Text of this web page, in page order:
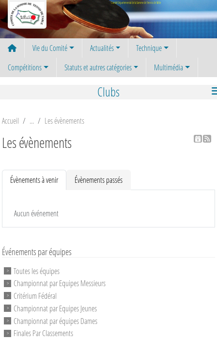
Comité Départemental de la Somme de Tennis de Table
Vie du Comité Actualités
Technique
Compétitions
Statuts et autres catégories Multimédia
Clubs
Accueil Les évènements
Les évènements
Évènements à venir Évènements passés
Aucun événement
Événements par équipes
Toutes les équipes
Championnat par Equipes Messieurs
Critérium Fédéral
Championnat par Equipes Jeunes
Championnat par équipes Dames
Finales Par Classements
Panneau de gestion des cookies